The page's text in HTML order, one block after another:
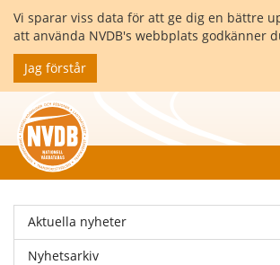
Vi sparar viss data för att ge dig en bättre
att använda NVDB's webbplats godkänner
Jag förstår
Aktuella nyheter
Nyhetsarkiv